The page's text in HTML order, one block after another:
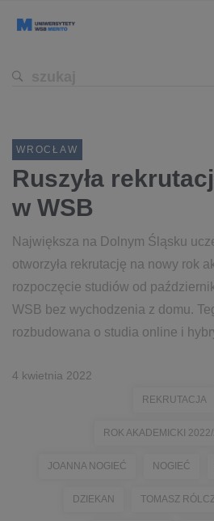
WROCŁAW
Ruszyła
w WSB
Największa na Dolnym Śląsku
otworzyła rekrutację na nowy rok
rozpoczęcie studiów od
WSB bez wychodzenia z domu.
rozbudowana o studia online i
4 kwietnia 2022
REKRUTACJA
ROK AKADEMICKI
JOANNA NOGIEĆ NOGIEĆ
DZIEKAN TOMASZ